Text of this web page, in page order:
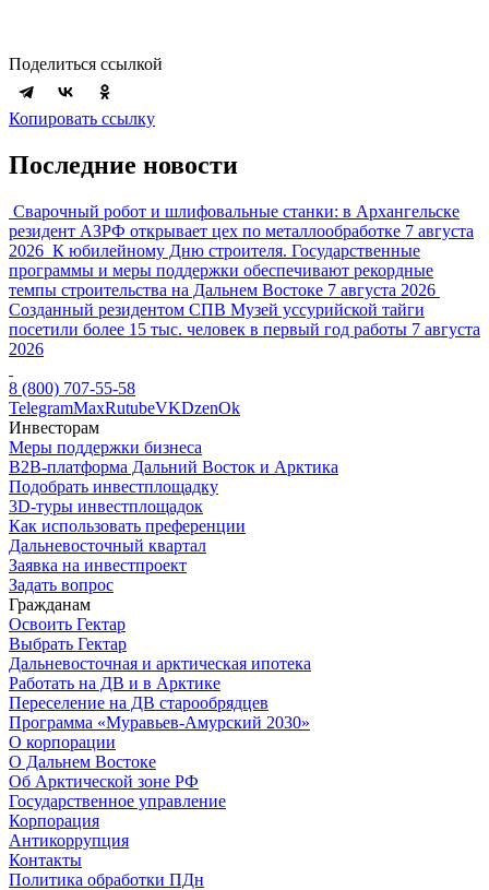
Поделиться ссылкой
Копировать ссылку
Последние новости
Сварочный робот и шлифовальные станки: в Архангельске
резидент АЗРФ открывает цех по металлообработке 7 августа
2026 К юбилейному Дню строителя. Государственные
программы и меры поддержки обеспечивают рекордные
темпы строительства на Дальнем Востоке 7 августа 2026
Созданный резидентом СПВ Музей уссурийской тайги
посетили более 15 тыс. человек в первый год работы 7 августа
2026
8 (800) 707-55-58
TelegramMaxRutubeVKDzenOk
Инвесторам
Меры поддержки бизнеса
B2B-платформа Дальний Восток и Арктика
Подобрать инвестплощадку
3D-туры инвестплощадок
Как использовать преференции
Дальневосточный квартал
Заявка на инвестпроект
Задать вопрос
Гражданам
Освоить Гектар
Выбрать Гектар
Дальневосточная и арктическая ипотека
Работать на ДВ и в Арктике
Переселение на ДВ старообрядцев
Программа «Муравьев-Амурский 2030»
О корпорации
О Дальнем Востоке
Об Арктической зоне РФ
Государственное управление
Корпорация
Антикоррупция
Контакты
Политика обработки ПДн